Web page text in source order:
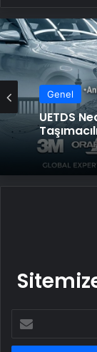
Genel
UETDS
posta
adresinizi